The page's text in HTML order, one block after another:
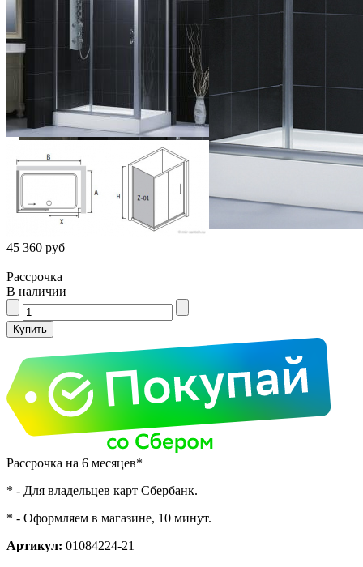
45 360 руб
Рассрочка
В наличии
Рассрочка на 6 месяцев*
* - Для владельцев карт Сбербанк.
* - Оформляем в магазине, 10 минут.
Артикул: 01084224-21